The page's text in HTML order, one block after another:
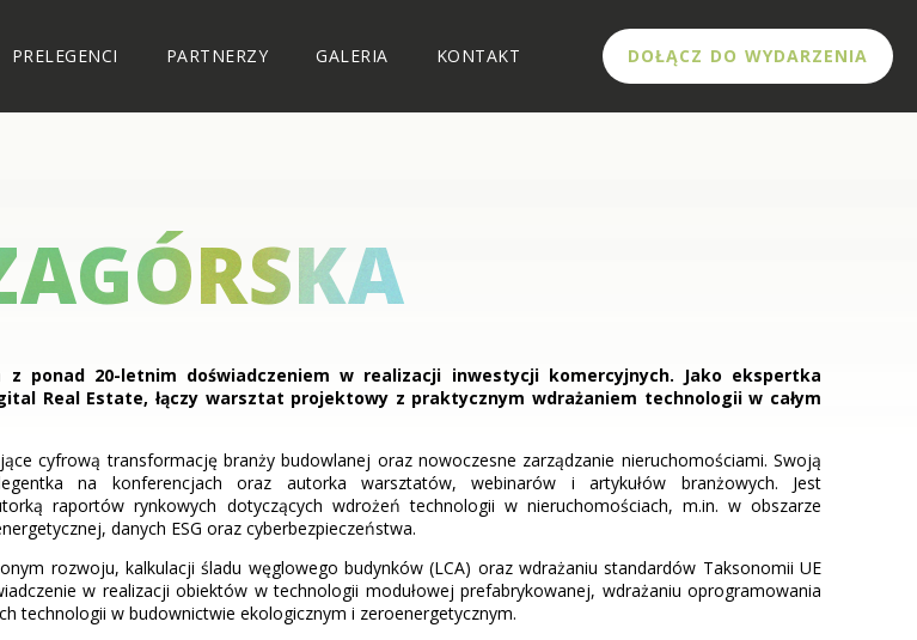
PRELEGENCI PARTNERZY GALERIA KONTAKT DOŁĄCZ DO WYDARZENIA
ponad 20-letnim doświadczeniem w realizacji inwestycji komercyjnych. Jako ekspertka
Real Estate, łączy warsztat projektowy z praktycznym wdrażaniem technologii w całym
cyfrową transformację branży budowlanej oraz nowoczesne zarządzanie nieruchomościami. Swoją
na konferencjach oraz autorka warsztatów, webinarów i artykułów branżowych. Jest
raportów rynkowych dotyczących wdrożeń technologii w nieruchomościach, m.in. w obszarze
danych ESG oraz cyberbezpieczeństwa.
rozwoju, kalkulacji śladu węglowego budynków (LCA) oraz wdrażaniu standardów Taksonomii UE
w realizacji obiektów w technologii modułowej prefabrykowanej, wdrażaniu oprogramowania
technologii w budownictwie ekologicznym i zeroenergetycznym.